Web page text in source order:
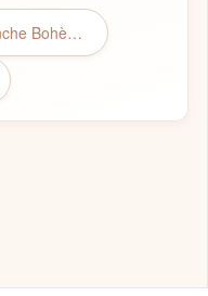
Robe Blanche Bohème Mi-Longue